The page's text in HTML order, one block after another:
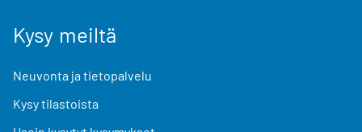
Kysy meiltä
Neuvonta ja tietopalvelu
Kysy tilastoista